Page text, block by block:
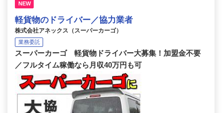
NEW
軽貨物のドライバー／協力業者
株式会社アネックス（スーパーカーゴ）
業務委託
スーパーカーゴ 軽貨物ドライバー大募集！加盟金不要
／フルタイム稼働なら月収40万円も可